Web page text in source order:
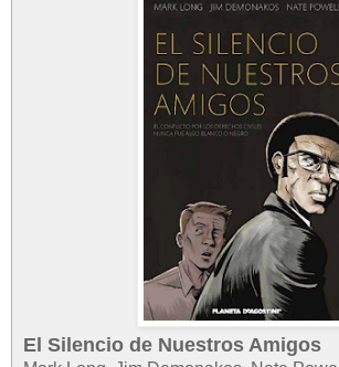
El Silencio de Nuestros Amigos